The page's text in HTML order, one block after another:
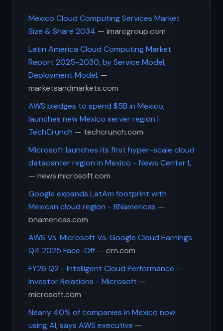
Mexico Cloud Computing Services Market
Size & Share 2034 — imarcgroup.com
Latin America Cloud Computing Market
Report 2025-2030, by Service Model,
Deployment Model, —
marketsandmarkets.com
AWS pledges to spend $5B in Mexico,
launches new Mexico server region |
TechCrunch — techcrunch.com
Microsoft launches its first hyper-scale cloud
datacenter region in Mexico - News Center L
— news.microsoft.com
Google expands LatAm footprint with
Mexican cloud region - BNamericas —
bnamericas.com
AWS Vs. Microsoft Vs. Google Cloud Earnings
Q4 2025 Face-Off — crn.com
FY26 Q2 - Intelligent Cloud Performance -
Investor Relations - Microsoft —
microsoft.com
Nearly 40% of companies in Mexico now
using AI, says AWS executive —